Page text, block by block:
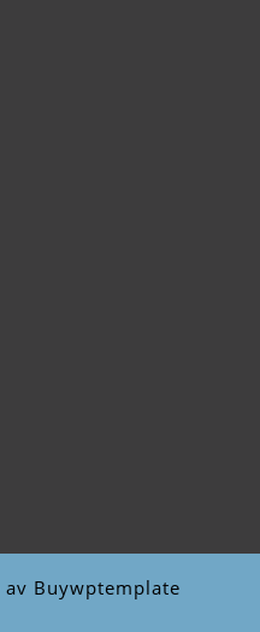
av Buywptemplate